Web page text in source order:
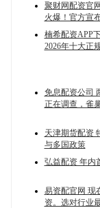
聚财网配资官
火爆！官方宣
楠希配资APP
2026年十大正
免息配资公司
正在调查，雀
天津期货配资
与多国政策
弘益配资 年内
易资配官网 现
资。选对行业